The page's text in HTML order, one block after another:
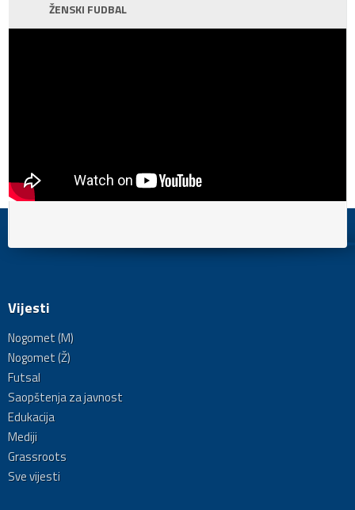
ŽENSKI FUDBAL
Vijesti
Nogomet (M)
Nogomet (Ž)
Futsal
Saopštenja za javnost
Edukacija
Mediji
Grassroots
Sve vijesti